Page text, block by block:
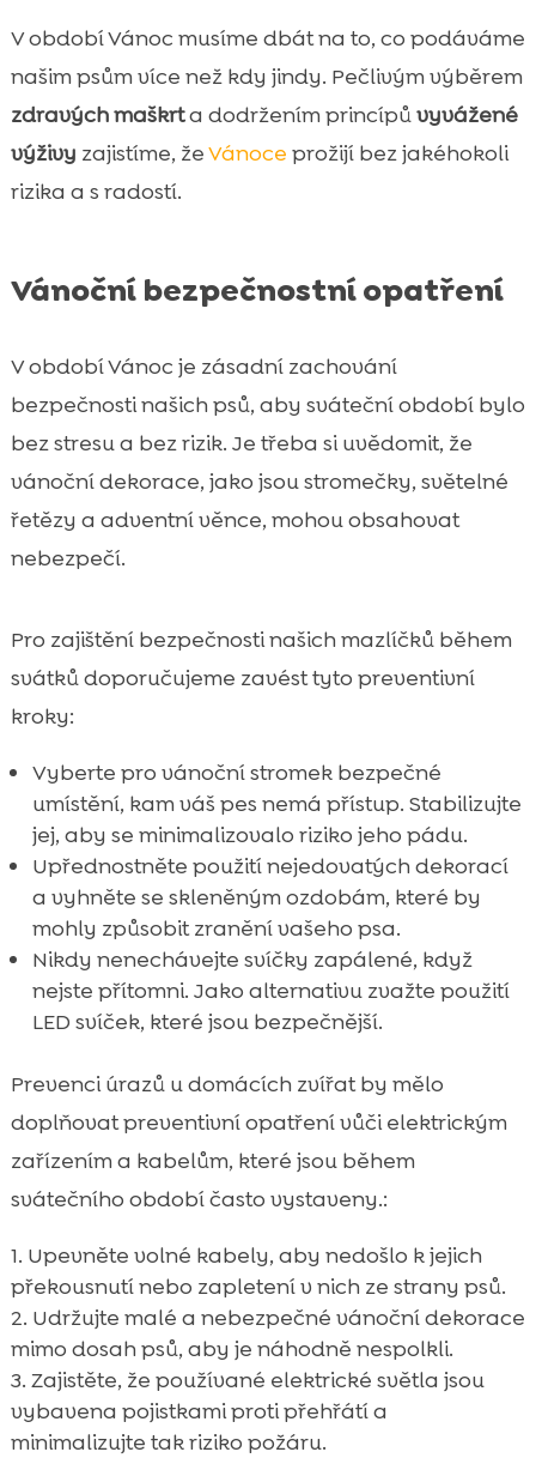
V období Vánoc musíme dbát na to, co podáváme
našim psům více než kdy jindy. Pečlivým výběrem
zdravých maškrta dodržením princípůvyvážené
výživy zajistíme, žeVánoce prožijí bez jakéhokoli
rizika a s radostí.
Vánoční bezpečnostní opatření
V období Vánoc je zásadní zachování
bezpečnosti našich psů, aby sváteční období bylo
bez stresu a bez rizik. Je třeba si uvědomit, že
vánoční dekorace, jako jsou stromečky, světelné
řetězy a adventní věnce, mohou obsahovat
nebezpečí.
Pro zajištění bezpečnosti našich mazlíčků během
svátků doporučujeme zavést tyto preventivní
kroky:
Vyberte pro vánoční stromek bezpečné
umístění, kam váš pes nemá přístup. Stabilizujte
jej, aby se minimalizovalo riziko jeho pádu.
Upřednostněte použití nejedovatých dekorací
a vyhněte se skleněným ozdobám, které by
mohly způsobit zranění vašeho psa.
Nikdy nenechávejte svíčky zapálené, když
nejste přítomni. Jako alternativu zvažte použití
LED svíček, které jsou bezpečnější.
Prevenci úrazů u domácích zvířat by mělo
doplňovat preventivní opatření vůči elektrickým
zařízením a kabelům, které jsou během
svátečního období často vystaveny.:
Upevněte volné kabely, aby nedošlo k jejich
překousnutí nebo zapletení v nich ze strany psů.
Udržujte malé a nebezpečné vánoční dekorace
mimo dosah psů, aby je náhodně nespolkli.
Zajistěte, že používané elektrické světla jsou
vybavena pojistkami proti přehřátí a
minimalizujte tak riziko požáru.